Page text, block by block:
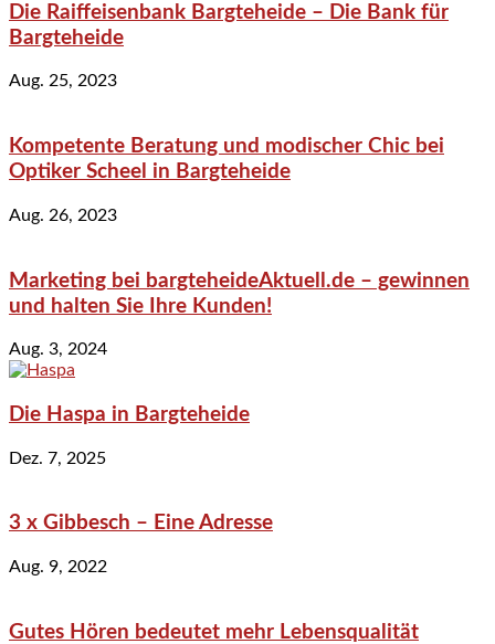
Die Raiffeisenbank Bargteheide – Die Bank für
Bargteheide
Aug. 25, 2023
Kompetente Beratung und modischer Chic bei
Optiker Scheel in Bargteheide
Aug. 26, 2023
Marketing bei bargteheideAktuell.de – gewinnen
und halten Sie Ihre Kunden!
Aug. 3, 2024
Die Haspa in Bargteheide
Dez. 7, 2025
3 x Gibbesch – Eine Adresse
Aug. 9, 2022
Gutes Hören bedeutet mehr Lebensqualität